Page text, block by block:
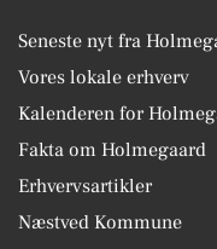
Seneste nyt fra
Vores lokale erhverv
Kalenderen for
Fakta om Holmegaard
Erhvervsartikler
Næstved Kommune